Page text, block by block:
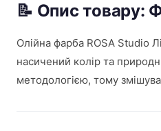
📝 Опис товару:
Олійна фарба ROSA Studio
насичений колір та
методологією, тому